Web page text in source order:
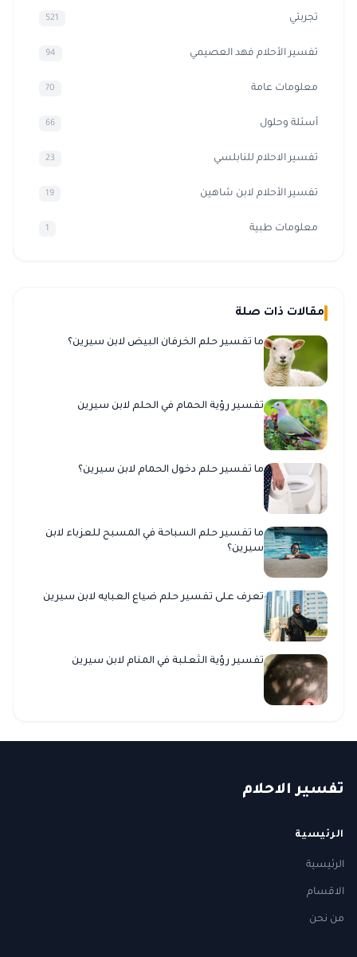
تجربتي 521
تفسير الأحلام فهد العصيمي 94
معلومات عامة 70
أسئلة وحلول 66
تفسير الاحلام للنابلسي 23
تفسير الأحلام لابن شاهين 19
معلومات طبية 1
مقالات ذات صلة
ما تفسير حلم الخرفان البيض لابن سيرين؟
تفسير رؤية الحمام في الحلم لابن سيرين
ما تفسير حلم دخول الحمام لابن سيرين؟
ما تفسير حلم السباحة في المسبح للعزباء لابن
سيرين؟
تعرف على تفسير حلم ضياع العبايه لابن سيرين
تفسير رؤية الثعلبة في المنام لابن سيرين
تفسير الاحلام
الرئيسية
الرئيسية
الاقسام
من نحن